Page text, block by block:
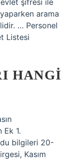
şifresi ile
arama
… Personel
Listesi
HANGI
Ek 1.
bilgileri 20-
Kasım